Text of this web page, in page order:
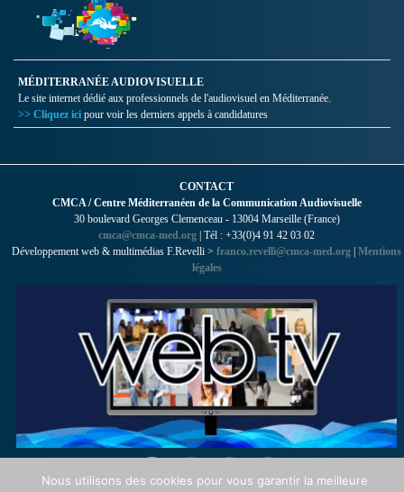
MÉDITERRANÉE AUDIOVISUELLE
Le site internet dédié aux professionnels de l'audiovisuel en Méditerranée.
>> Cliquez ici pour voir les derniers appels à candidatures
CONTACT
CMCA / Centre Méditerranéen de la Communication Audiovisuelle
30 boulevard Georges Clemenceau - 13004 Marseille (France)
cmca@cmca-med.org | Tél : +33(0)4 91 42 03 02
Développement web & multimédias F.Revelli > franco.revelli@cmca-med.org Mentions
légales
Nous utilisons des cookies pour vous garantir la meilleure